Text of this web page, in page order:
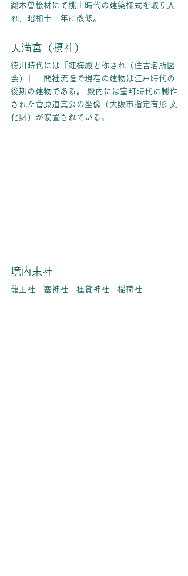
総木曽桧材にて桃山時代の建築様式を取り入
れ、昭和十一年に改修。
天満宮（摂社）
徳川時代には「紅梅殿と称され（住吉名所図
会）」一間社流造で現在の建物は江戸時代の
後期の建物である。 殿内には室町時代に制作
された菅原道真公の坐像（大阪市指定有形 文
化財）が安置されている。
境内末社
龍王社　塞神社　種貸神社　稲荷社